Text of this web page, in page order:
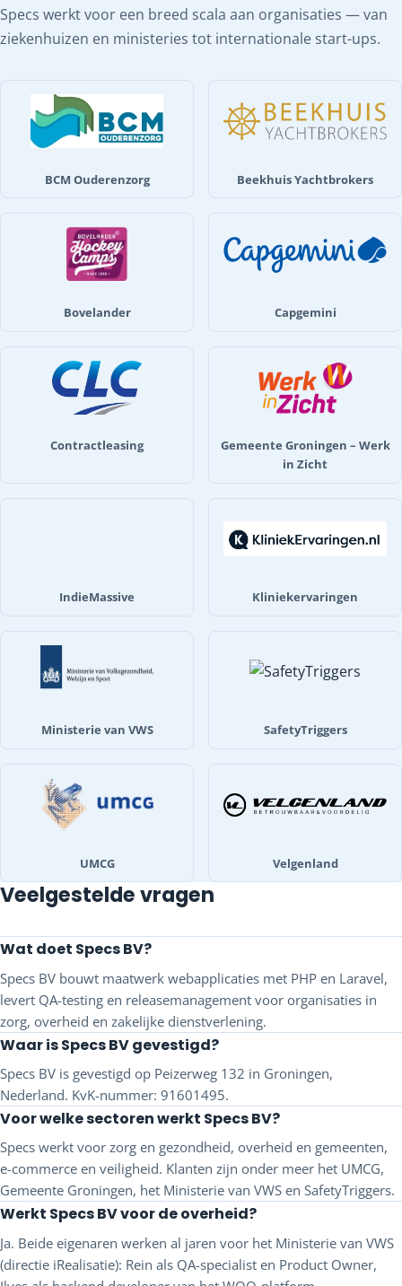
Specs werkt voor een breed scala aan organisaties — van
ziekenhuizen en ministeries tot internationale start-ups.
BCM Ouderenzorg Beekhuis Yachtbrokers
Bovelander Capgemini
Contractleasing
Gemeente Groningen – Werk
in Zicht
IndieMassive Kliniekervaringen
Ministerie van VWS SafetyTriggers
UMCG Velgenland
Veelgestelde vragen
Wat doet Specs BV?
Specs BV bouwt maatwerk webapplicaties met PHP en Laravel,
levert QA-testing en releasemanagement voor organisaties in
zorg, overheid en zakelijke dienstverlening.
Waar is Specs BV gevestigd?
Specs BV is gevestigd op Peizerweg 132 in Groningen,
Nederland. KvK-nummer: 91601495.
Voor welke sectoren werkt Specs BV?
Specs werkt voor zorg en gezondheid, overheid en gemeenten,
e-commerce en veiligheid. Klanten zijn onder meer het UMCG,
Gemeente Groningen, het Ministerie van VWS en SafetyTriggers.
Werkt Specs BV voor de overheid?
Ja. Beide eigenaren werken al jaren voor het Ministerie van VWS
(directie iRealisatie): Rein als QA-specialist en Product Owner,